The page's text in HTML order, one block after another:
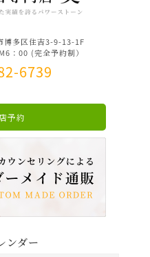
博多区住吉3-9-13-1F
：00 (完全予約制）
6739
予約
ンダー